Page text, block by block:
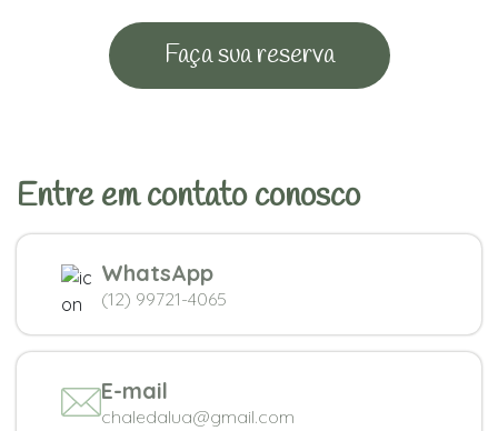
Faça sua reserva
Entre em contato conosco
WhatsApp
(12) 99721-4065
E-mail
chaledalua@gmail.com